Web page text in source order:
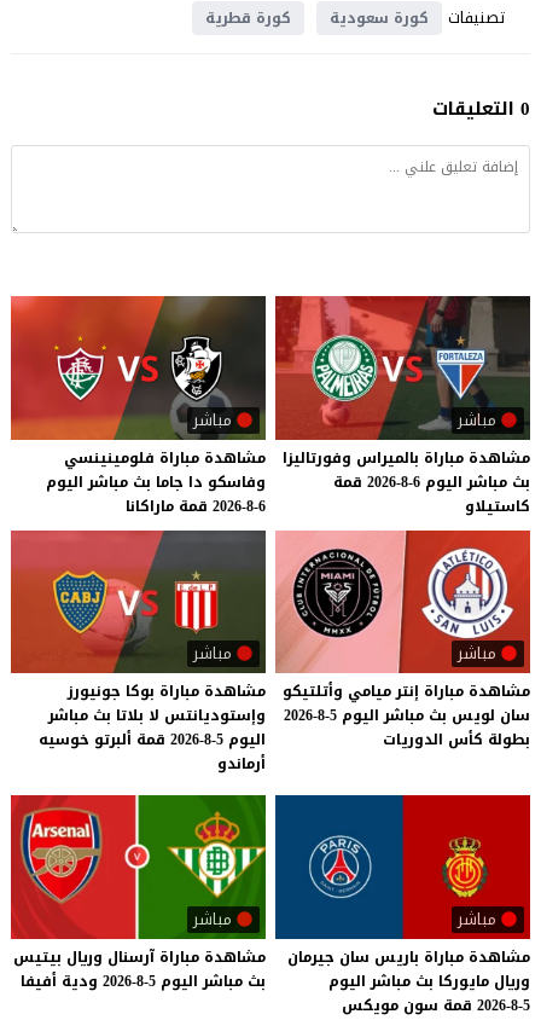
تصنيفات كورة سعودية كورة قطرية
0 التعليقات
مباشر
مشاهدة مباراة بالميراس وفورتاليزا
بث مباشر اليوم 6-8-2026
قمة
كاستيلاو
مباشر
مشاهدة مباراة فلومينينسي
وفاسكو دا جاما بث مباشر اليوم
6-8-2026
قمة ماراكانا
مباشر
مشاهدة مباراة إنترميامي وأتلتيكو
سان لويس بث مباشر اليوم 5-8-2026
بطولة كأس الدوريات
مباشر
مشاهدة مباراة بوكا جونيورز
وإستوديانتس لا بلاتا بث مباشر
اليوم 5-8-2026 قمة ألبرتو خوسيه
أرماندو
مباشر
مشاهدة مباراة باريس سان جيرمان
وريال مايوركا بث مباشر اليوم
5-8-2026
قمة سون مويكس
مباشر
مشاهدة مباراة آرسنال وريال بيتيس
بث مباشر اليوم 5-8-2026 ودية أفيفا